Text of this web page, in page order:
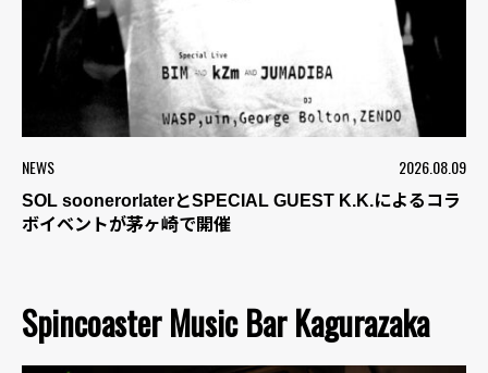
NEWS 2026.08.09
SOL soonerorlaterとSPECIAL GUEST K.K.によるコラ
ボイベントが茅ヶ崎で開催
Spincoaster Music Bar Kagurazaka